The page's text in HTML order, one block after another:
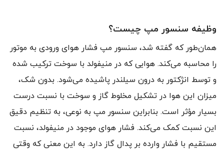
وظیفه سنسور مپ چیست؟
همان‌طور که گفته شد، سنسور مپ فشار هوای ورودی به موتور
را محاسبه می‌کند. هوایی که در منیفولد با سوخت ترکیب شده
و توسط انژکتور به درون سیلندر پاشیده می‌شود. بدون شک،
میزان این هوا در تشکیل مخلوط گاز و سوخت با نسبت درست
بسیار مؤثر است. بنابراین سنسور مپ به نوعی، به تنظیم دقیق
این نسبت کمک می‌کند. فشار هوای موجود در منیفولد، نسبت
مستقیم با فشار وارده بر پدال گاز دارد. به این معنی که وقتی